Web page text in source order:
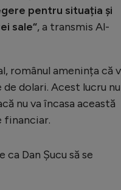
pentru situația și
sale“, a transmis Al-
românul amenința că
dolari. Acest lucru
nu va încasa această
financiar.
ca Dan Șucu să se